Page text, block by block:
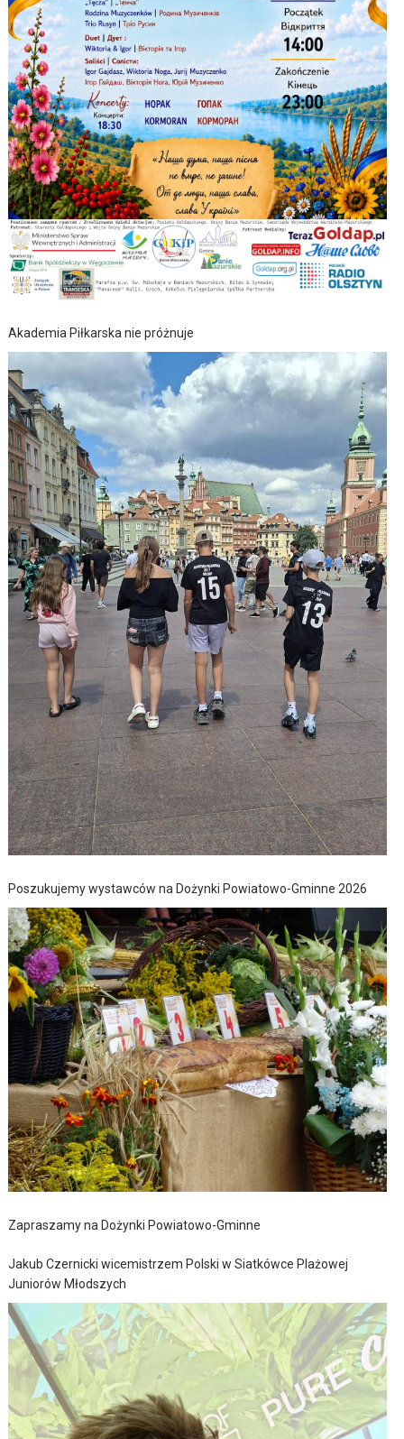
Akademia Piłkarska nie próżnuje
Poszukujemy wystawców na Dożynki Powiatowo-Gminne 2026
Zapraszamy na Dożynki Powiatowo-Gminne
Jakub Czernicki wicemistrzem Polski w Siatkówce Plażowej
Juniorów Młodszych